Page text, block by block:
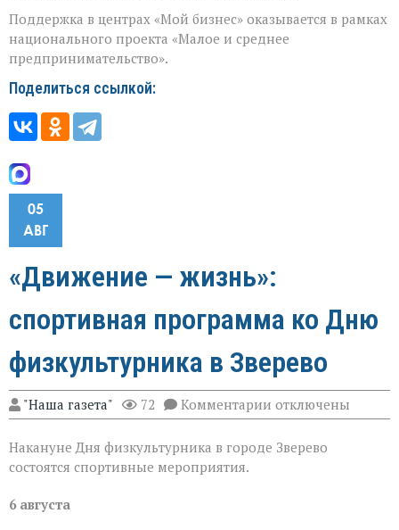
Поддержка в центрах «Мой бизнес» оказывается в рамках
национального проекта «Малое и среднее
предпринимательство».
Поделиться ссылкой:
05
АВГ
«Движение — жизнь»:
спортивная программа ко Дню
физкультурника в Зверево
"Наша газета" 72 Комментарии к
записи
спортивная
отключены
Накануне Дня физкультурника в городе Зверево
состоятся спортивные мероприятия.
6 августа